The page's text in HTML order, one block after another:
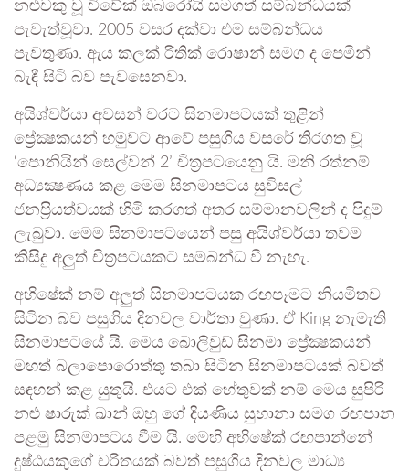
නළුවකු වූ විවේක් ඔබරෝයි සමගත් සම්බන්ධයක්
පැවැත්වූවා. 2005 වසර දක්වා එම සම්බන්ධය
පැවතුණා. ඇය කලක් රිතික් රොෂාන් සමග ද පෙමින්
බැඳී සිටි බව පැවසෙනවා.
අයිශ්වර්යා අවසන් වරට සිනමාපටයක් තුළින්
ප්‍රේක්‍ෂකයන් හමුවට ආවේ පසුගිය වසරේ තිරගත වූ
‘පොනියින් සෙල්වන් 2’ චිත්‍රපටයෙනු යි. මනි රත්නම්
අධ්‍යක්‍ෂණය කළ මෙම සිනමාපටය සුවිසල්
ජනප්‍රියත්වයක් හිමි කරගත් අතර සම්මානවලින් ද පිදුම්
ලැබුවා. මෙම සිනමාපටයෙන් පසු අයිශ්වර්යා තවම
කිසිදු අලුත් චිත්‍රපටයකට සම්බන්ධ වී නැහැ.
අභිෂේක් නම් අලුත් සිනමාපටයක රඟපෑමට නියමිතව
සිටින බව පසුගිය දිනවල වාර්තා වුණා. ඒ King නැමැති
සිනමාපටයේ යි. මෙය බොලිවුඩ් සිනමා ප්‍රේක්‍ෂකයන්
මහත් බලාපොරොත්තු තබා සිටින සිනමාපටයක් බවත්
සඳහන් කළ යුතුයි. එයට එක් හේතුවක් නම් මෙය සුපිරි
නළු ෂාරුක් ඛාන් ඔහු ගේ දියණිය සුහානා සමග රඟපාන
පළමු සිනමාපටය වීම යි. මෙහි අභිෂේක් රඟපාන්නේ
දුෂ්ඨයකුගේ චරිතයක් බවත් පසුගිය දිනවල මාධ්‍ය